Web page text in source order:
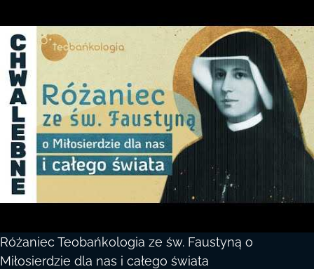
Różaniec Teobańkologia ze św. Faustyną o
Miłosierdzie dla nas i całego świata